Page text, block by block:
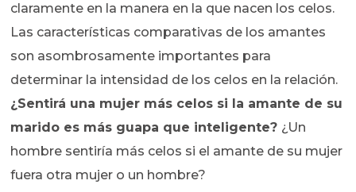
claramente en la manera en la que nacen los celos.
Las características comparativas de los amantes
son asombrosamente importantes para
determinar la intensidad de los celos en la relación.
¿Sentirá una mujer más celos si la amante de su
marido es más guapa que inteligente? ¿Un
hombre sentiría más celos si el amante de su mujer
fuera otra mujer o un hombre?